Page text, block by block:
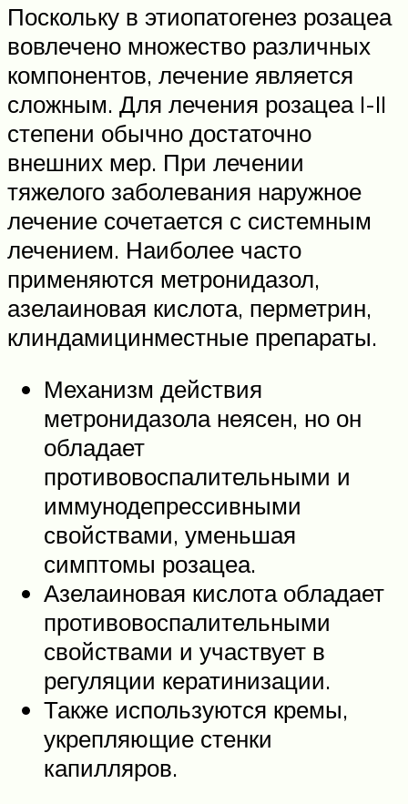
Поскольку в этиопатогенез розацеа
вовлечено множество различных
компонентов, лечение является
сложным. Для лечения розацеа I-II
степени обычно достаточно
внешних мер. При лечении
тяжелого заболевания наружное
лечение сочетается с системным
лечением. Наиболее часто
применяются метронидазол,
азелаиновая кислота, перметрин,
клиндамицинместные препараты.
Механизм действия
метронидазола неясен, но он
обладает
противовоспалительными и
иммунодепрессивными
свойствами, уменьшая
симптомы розацеа.
Азелаиновая кислота обладает
противовоспалительными
свойствами и участвует в
регуляции кератинизации.
Также используются кремы,
укрепляющие стенки
капилляров.